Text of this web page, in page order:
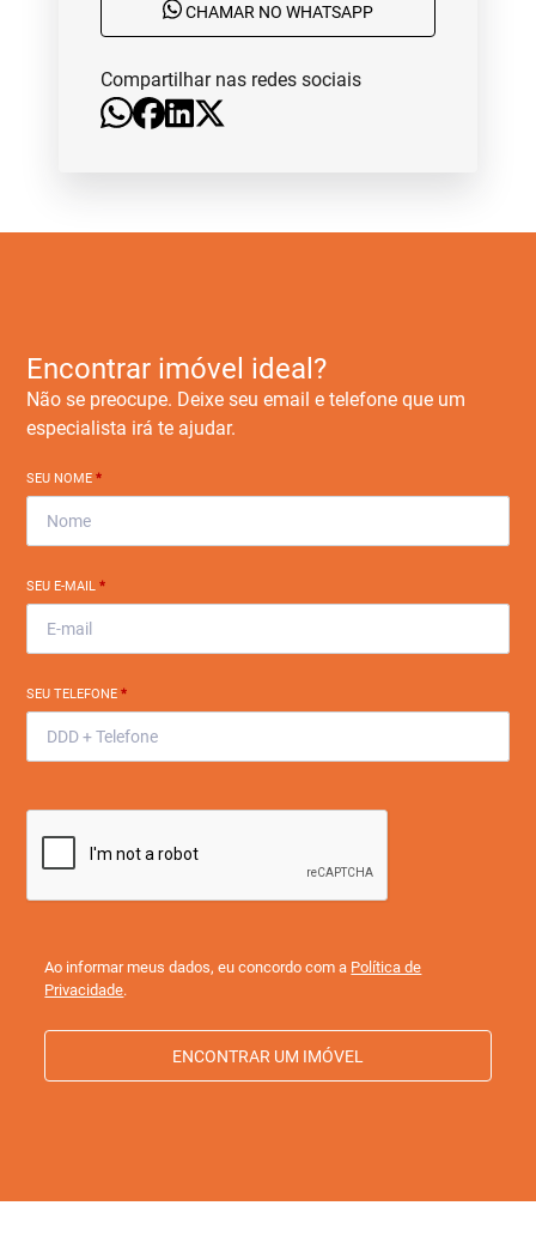
CHAMAR NO WHATSAPP
Compartilhar nas redes sociais
Encontrar imóvel ideal?
Não se preocupe. Deixe seu email e telefone que um
especialista irá te ajudar.
SEU NOME*
SEU E-MAIL*
SEU TELEFONE*
Ao informar meus dados, eu concordo com a Política de
Privacidade.
ENCONTRAR UM IMÓVEL